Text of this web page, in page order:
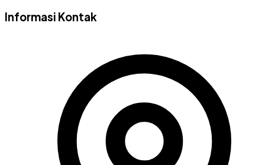
Informasi Kontak